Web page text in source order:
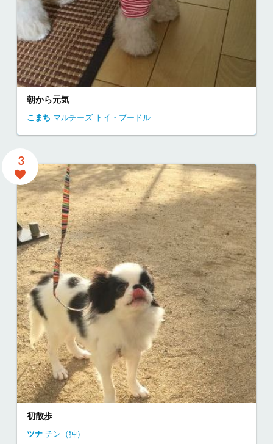
朝から元気
こまち マルチーズ トイ・プードル
3
初散歩
ツナ チン（狆）